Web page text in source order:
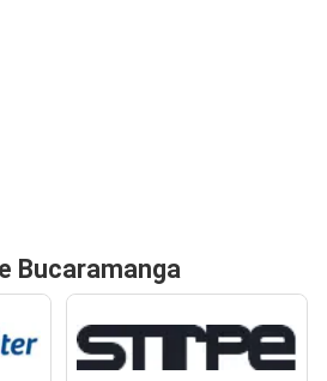
Bucaramanga